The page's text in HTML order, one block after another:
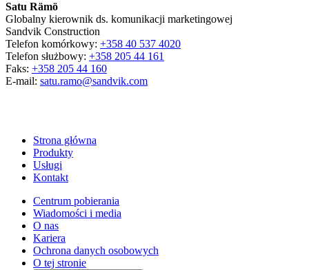
Satu Rämö
Globalny kierownik ds. komunikacji marketingowej
Sandvik Construction
Telefon komórkowy: +358 40 537 4020
Telefon służbowy: +358 205 44 161
Faks: +358 205 44 160
E-mail: satu.ramo@sandvik.com
Strona główna
Produkty
Usługi
Kontakt
Centrum pobierania
Wiadomości i media
O nas
Kariera
Ochrona danych osobowych
O tej stronie